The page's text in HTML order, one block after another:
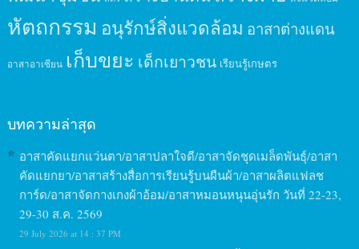
หัตถกรรม อนุรักษ์สิ่งแวดล้อม อาสาต่างแดน
อาสาอาเซียน เก็บขยะ เด็กเยาวชน เรียนรู้เกษตร
บทความล่าสุด
อาสาคัดแยกแว่นตา/อาสาปลาใจดี/อาสาจัดชุดเมล็ดพันธุ์/อาสา
คัดแยกยา/อาสาสร้างสื่อการเรียนรู้บนผืนผ้า/อาสาผลิตแฟลช
การ์ด/อาสาจัดกางเกงผ้าอ้อม/อาสาหมอนหนุนอุ่นรัก วันที่ 22-23,
29-30 ส.ค. 2569
29 July 2026 at 14 : 37 PM